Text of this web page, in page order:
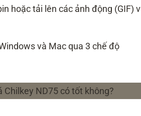
hoặc tải lên các ảnh động (GIF)
và Mac qua 3 chế độ